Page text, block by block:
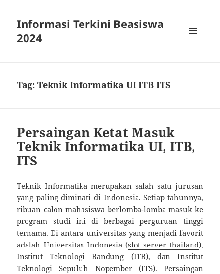
Informasi Terkini Beasiswa
2024
Tag:Teknik Informatika UI ITB ITS
Persaingan Ketat Masuk
Teknik Informatika UI, ITB,
ITS
Teknik Informatika merupakan salah satu jurusan
yang paling diminati di Indonesia. Setiap tahunnya,
ribuan calon mahasiswa berlomba-lomba masuk ke
program studi ini di berbagai perguruan tinggi
ternama. Di antara universitas yang menjadi favorit
adalah Universitas Indonesia (slot server thailand),
Institut Teknologi Bandung (ITB), dan Institut
Teknologi Sepuluh Nopember (ITS). Persaingan